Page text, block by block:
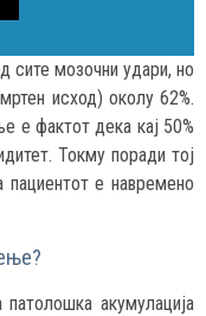
сите мозочни удари, но
исход) околу 62%.
е фактот дека кај 50%
Токму поради тој
е навремено
патолошка акумулација